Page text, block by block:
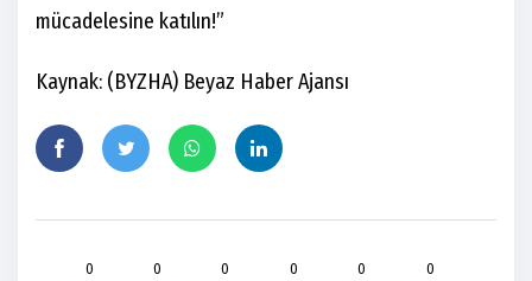
mücadelesine katılın!”
Kaynak: (BYZHA) Beyaz Haber Ajansı
0 0 0 0 0 0